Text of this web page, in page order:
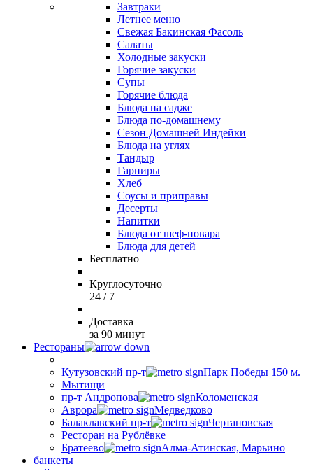
Завтраки
Летнее меню
Свежая Бакинская Фасоль
Салаты
Холодные закуски
Горячие закуски
Супы
Горячие блюда
Блюда на садже
Блюда по-домашнему
Сезон Домашней Индейки
Блюда на углях
Тандыр
Гарниры
Хлеб
Соусы и приправы
Десерты
Напитки
Блюда от шеф-повара
Блюда для детей
Бесплатно
Круглосуточно
24 / 7
Доставка
за 90 минут
Рестораны
Кутузовский пр-т
Парк Победы 150 м.
Мытищи
пр-т Андропова
Коломенская
Аврора
Медведково
Балаклавский пр-т
Чертановская
Ресторан на Рублёвке
Братеево
Алма-Атинская, Марьино
банкеты